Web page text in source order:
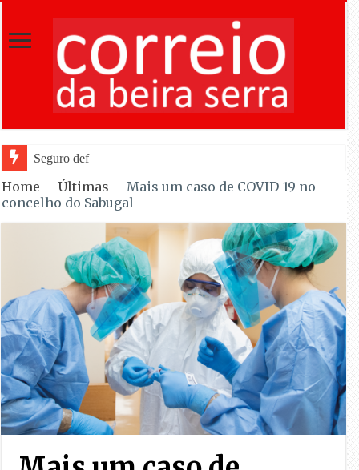
Seguro defendeu na abertura da Feira de
Home - Últimas - Mais um caso de COVID-19 no
concelho do Sabugal